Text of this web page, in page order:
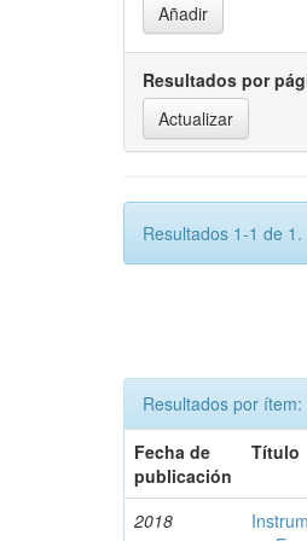
Resultados por
Resultados 1-1 de 1.
Resultados por ítem:
Fecha de
publicación
Título
2018